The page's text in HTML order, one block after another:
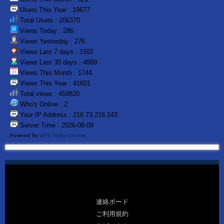
Users This Year : 19677
Total Users : 206370
Views Today : 286
Views Yesterday : 276
Views Last 7 days : 1592
Views Last 30 days : 4889
Views This Month : 1744
Views This Year : 41601
Total views : 459820
Who's Online : 2
Your IP Address : 216.73.216.143
Server Time : 2026-08-09
Powered By WPS Visitor Counter
連絡ボード
ご利用規約